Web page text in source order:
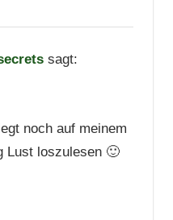
sagt:
noch auf meinem
Lust loszulesen 🙂